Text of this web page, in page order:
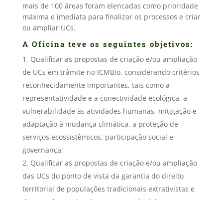
mais de 100 áreas foram elencadas como prioridade
máxima e imediata para finalizar os processos e criar
ou ampliar UCs.
A Oficina teve os seguintes objetivos:
Qualificar as propostas de criação e/ou ampliação
de UCs em trâmite no ICMBio, considerando critérios
reconhecidamente importantes, tais como a
representatividade e a conectividade ecológica, a
vulnerabilidade às atividades humanas, mitigação e
adaptação à mudança climática, a proteção de
serviços ecossistêmicos, participação social e
governança;
Qualificar as propostas de criação e/ou ampliação
das UCs do ponto de vista da garantia do direito
territorial de populações tradicionais extrativistas e